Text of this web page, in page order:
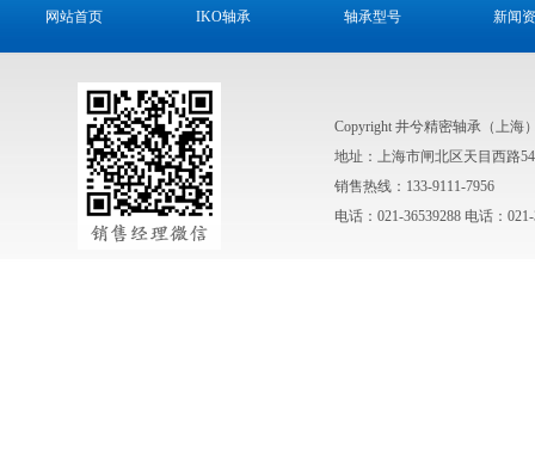
网站首页 IKO轴承 轴承型号 新闻
Copyright 井兮精密轴承（上海
地址：上海市闸北区天目西路
销售热线：133-9111-7956
电话：021-36539288 电话：